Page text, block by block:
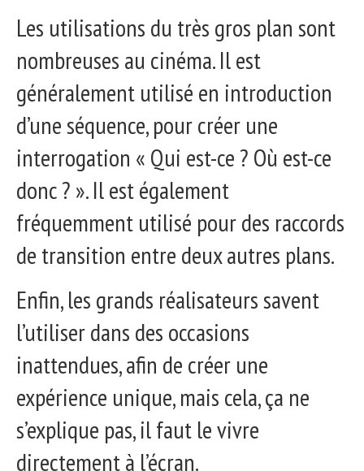
Les utilisations du très gros plan sont
nombreuses au cinéma. Il est
généralement utilisé en introduction
d’une séquence, pour créer une
interrogation « Qui est-ce ? Où est-ce
donc ? ». Il est également
fréquemment utilisé pour des raccords
de transition entre deux autres plans.
Enfin, les grands réalisateurs savent
l’utiliser dans des occasions
inattendues, afin de créer une
expérience unique, mais cela, ça ne
s’explique pas, il faut le vivre
directement à l’écran.